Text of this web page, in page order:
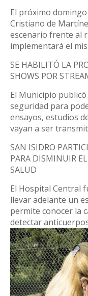
El próximo
Cristiano de
escenario frente al
implementará el
SE HABILITÓ LA
SHOWS POR
El Municipio
seguridad para
ensayos, estudios
vayan a ser
SAN ISIDRO
PARA DISMINUIR
SALUD
El Hospital Central
llevar adelante un
permite conocer la
detectar